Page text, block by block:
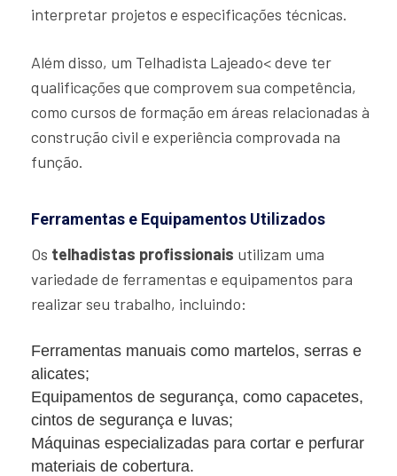
interpretar projetos e especificações técnicas.
Além disso, um Telhadista Lajeado< deve ter
qualificações que comprovem sua competência,
como cursos de formação em áreas relacionadas à
construção civil e experiência comprovada na
função.
Ferramentas e Equipamentos Utilizados
Os telhadistas profissionais utilizam uma
variedade de ferramentas e equipamentos para
realizar seu trabalho, incluindo:
Ferramentas manuais como martelos, serras e
alicates;
Equipamentos de segurança, como capacetes,
cintos de segurança e luvas;
Máquinas especializadas para cortar e perfurar
materiais de cobertura.